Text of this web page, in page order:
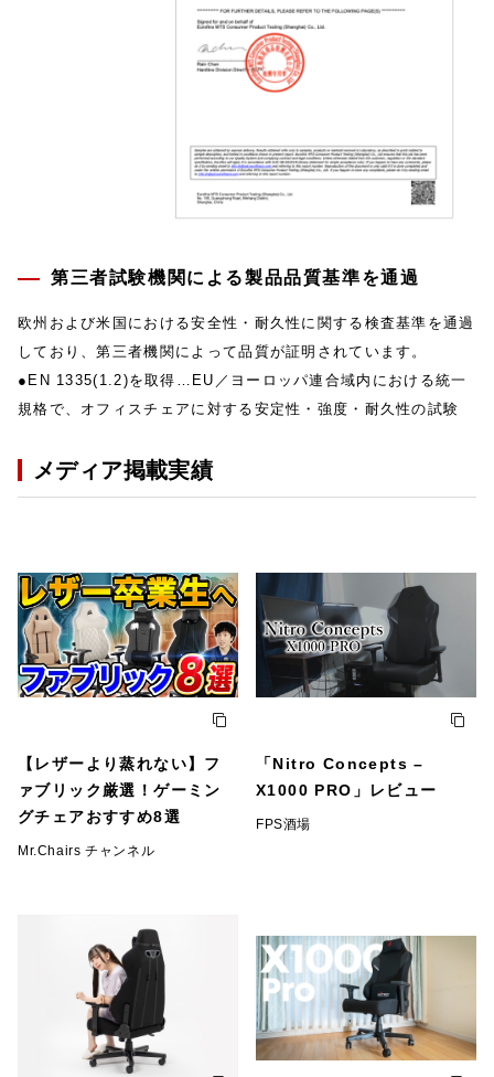
第三者試験機関による製品品質基準を通過
欧州および米国における安全性・耐久性に関する検査基準を通過
しており、第三者機関によって品質が証明されています。
●EN 1335(1.2)を取得…EU／ヨーロッパ連合域内における統一
規格で、オフィスチェアに対する安定性・強度・耐久性の試験
メディア掲載実績
【レザーより蒸れない】フ
ァブリック厳選！ゲーミン
グチェアおすすめ8選
Mr.Chairs チャンネル
「Nitro Concepts –
X1000 PRO」レビュー
FPS酒場